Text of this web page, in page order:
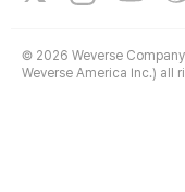
© 2026 Weverse
Weverse America Inc.) all